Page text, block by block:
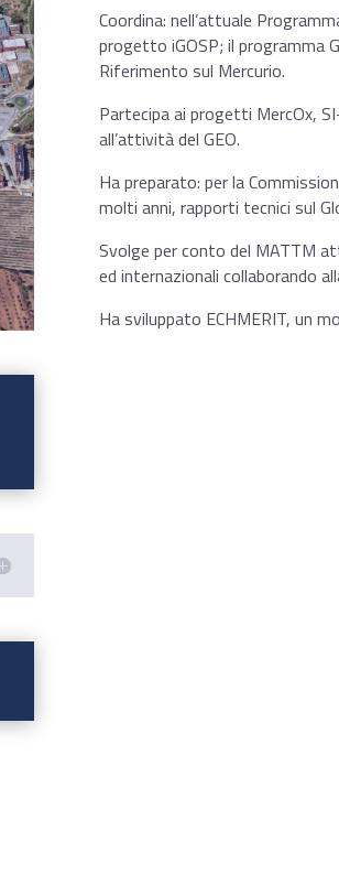
Coordina: nell’attuale
progetto iGOSP; il programma
Riferimento sul Mercurio.
Partecipa ai progetti MercOx,
all’attività del GEO.
Ha preparato: per la
molti anni, rapporti tecnici sul
Svolge per conto del MATTM
ed internazionali collaborando
Ha sviluppato ECHMERIT, un